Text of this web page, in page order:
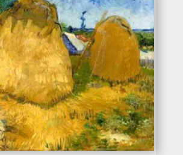
220€
hasta
363€